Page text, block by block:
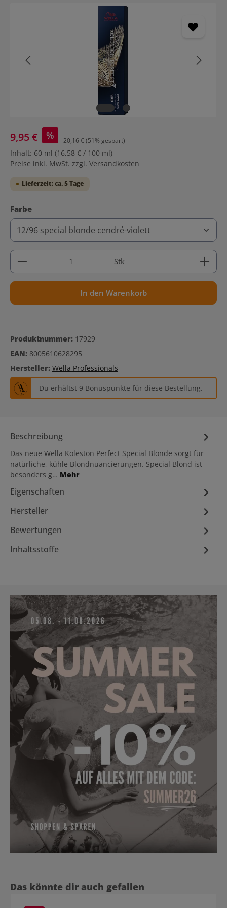
Bildergalerie überspringen
9,95 € % 20,16 €(51% gespart)
Inhalt: 60 ml (16,58 € / 100 ml)
Preise inkl. MwSt. zzgl. Versandkosten
Lieferzeit: ca. 5 Tage
Farbeauswählen
Produkt Anzahl: Gib den gewünschten Wert ein
Stk
In den Warenkorb
Produktnummer: 17929
EAN: 8005610628295
Hersteller: Wella Professionals
Du erhältst 9 Bonuspunkte für diese Bestellung.
Beschreibung
Das neue Wella Koleston Perfect Special Blonde sorgt für
natürliche, kühle Blondnuancierungen. Special Blond ist
besonders g… Mehr
Eigenschaften
Hersteller
Bewertungen
Inhaltsstoffe
Produktgalerie überspringen
Das könnte dir auch gefallen